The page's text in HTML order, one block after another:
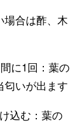
場合は酢、木
に1回：葉の
匂いが出ます
込む：葉の